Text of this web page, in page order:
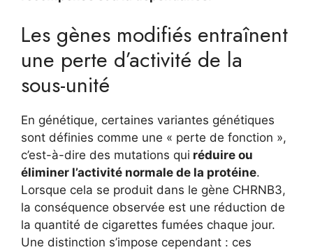
Les gènes modifiés entraînent
une perte d’activité de la
sous-unité
En génétique, certaines variantes génétiques
sont définies comme une « perte de fonction »,
c’est-à-dire des mutations qui réduire ou
éliminer l’activité normale de la protéine.
Lorsque cela se produit dans le gène CHRNB3,
la conséquence observée est une réduction de
la quantité de cigarettes fumées chaque jour.
Une distinction s’impose cependant : ces